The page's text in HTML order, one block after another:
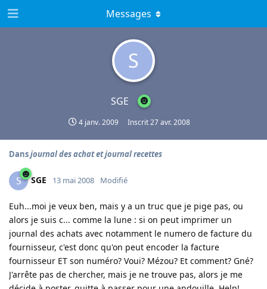
S
SGE
4 janv. 2009 Inscrit27 avr. 2008
Messages
Dansjournal des achat et journal recettes
S SGE 13 mai 2008 Modifié
Euh...moi je veux ben, mais y a un truc que je pige pas, ou
alors je suis c... comme la lune : si on peut imprimer un
journal des achats avec notamment le numero de facture du
fournisseur, c'est donc qu'on peut encoder la facture
fournisseur ET son numéro? Voui? Mézou? Et comment? Gné?
J'arrête pas de chercher, mais je ne trouve pas, alors je me